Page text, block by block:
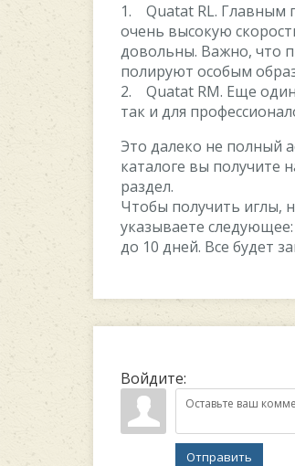
1. Quatat RL. Главным
очень высокую
довольны. Важно, что
полируют особым
2. Quatat RM. Еще один
так и для
Это далеко не полный
каталоге вы получите
раздел.
Чтобы получить иглы,
указываете
до 10 дней. Все будет
Войдите:
Отправить